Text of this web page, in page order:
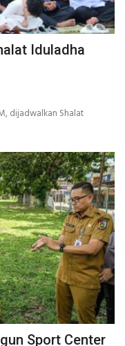
Iduladha
dijadwalkan Shalat
Sport Center